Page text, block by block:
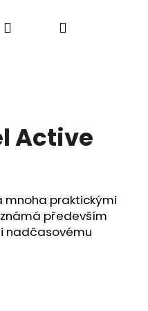
PřihlášeníNákupní
Active
praktickými
především
nadčasovému